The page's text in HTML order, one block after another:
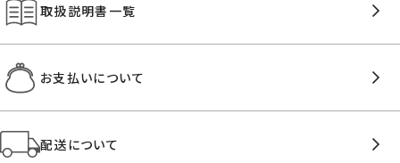
取扱説明書一覧
お支払いについて
配送について